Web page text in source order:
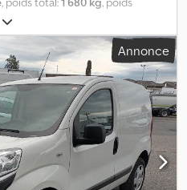
immatriculation:
de sièges:2, Équipement:ABS,
UNIQUEMENT AUX
Djdpfoymm Rhsx Abaekr
Annonce